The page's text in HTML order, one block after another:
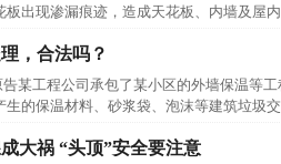
板出现渗漏痕迹，造成天花板、内墙及屋
，合法吗？
工程公司承包了某小区的外墙保温等工
生的保温材料、砂浆袋、泡沫等建筑垃圾
大祸 “头顶”安全要注意